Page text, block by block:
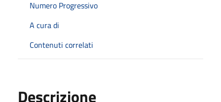
Numero Progressivo
A cura di
Contenuti correlati
Descrizione